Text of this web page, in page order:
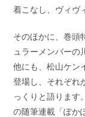
着こなし、ヴィヴ
そのほかに、巻頭
ュラーメンバーの
他にも、松山ケン
登場し、それぞれ
っくりと語ります
の随筆連載「ぽか